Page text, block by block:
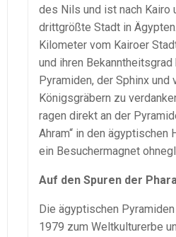
des Nils und ist nach Kairo
drittgrößte Stadt in
Kilometer vom Kairoer
und ihren
Pyramiden, der Sphinx
Königsgräbern zu
ragen direkt an der
Ahram“ in den ägyptischen
ein Besuchermagnet
Auf den Spuren der
Die ägyptischen
1979 zum Weltkulturerbe